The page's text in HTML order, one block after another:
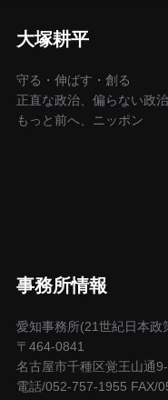
大塚耕平
守る・伸ばす・創る
正直な政治、偏らない政
もっと前へ、ニッポン
事務所情報
愛知事務所(21世紀日本政
〒464-0841
名古屋市千種区覚王山通
電話/052-757-1955 FAX/